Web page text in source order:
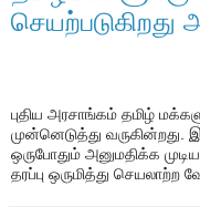
புதிய அரசாங்கம் தமிழ்
முன்னெடுத்து
ஒருபோதும் அனுமதிக்க
தரப்பு ஒருமித்து செயலாற்ற